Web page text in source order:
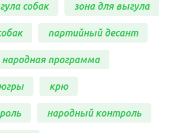
собак зона для выгула
партийный десант
народная программа
крю
народный контроль